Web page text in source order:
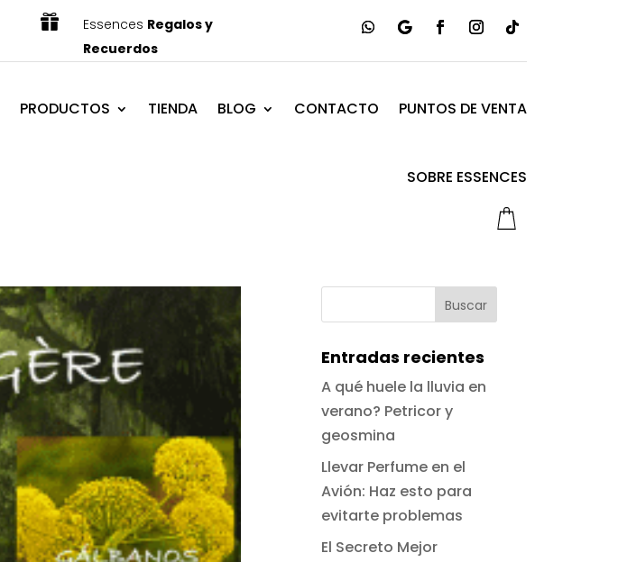
 Essences Regalos y
Recuerdos
PRODUCTOS TIENDA BLOG CONTACTO PUNTOS DE VENTA
SOBRE ESSENCES
Entradas recientes
A qué huele la lluvia en
verano? Petricor y
geosmina
Llevar Perfume en el
Avión: Haz esto para
evitarte problemas
El Secreto Mejor